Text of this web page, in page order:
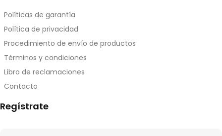
Políticas de garantía
Política de privacidad
Procedimiento de envío de productos
Términos y condiciones
Libro de reclamaciones
Contacto
Regístrate